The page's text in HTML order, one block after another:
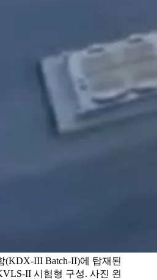
(KDX-III Batch-II)에 탑재된
II 시험형 구성. 사진 왼